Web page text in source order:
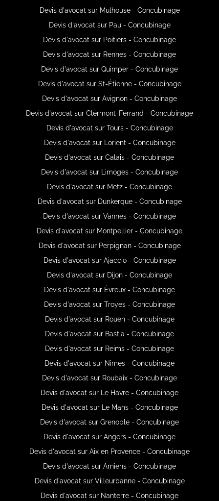
Devis d'avocat sur Mulhouse - Concubinage
Devis d'avocat sur Pau - Concubinage
Devis d'avocat sur Poitiers - Concubinage
Devis d'avocat sur Rennes - Concubinage
Devis d'avocat sur Quimper - Concubinage
Devis d'avocat sur St-Étienne - Concubinage
Devis d'avocat sur Avignon - Concubinage
Devis d'avocat sur Clermont-Ferrand - Concubinage
Devis d'avocat sur Tours - Concubinage
Devis d'avocat sur Lorient - Concubinage
Devis d'avocat sur Calais - Concubinage
Devis d'avocat sur Limoges - Concubinage
Devis d'avocat sur Metz - Concubinage
Devis d'avocat sur Dunkerque - Concubinage
Devis d'avocat sur Vannes - Concubinage
Devis d'avocat sur Montpellier - Concubinage
Devis d'avocat sur Perpignan - Concubinage
Devis d'avocat sur Ajaccio - Concubinage
Devis d'avocat sur Dijon - Concubinage
Devis d'avocat sur Évreux - Concubinage
Devis d'avocat sur Troyes - Concubinage
Devis d'avocat sur Rouen - Concubinage
Devis d'avocat sur Bastia - Concubinage
Devis d'avocat sur Reims - Concubinage
Devis d'avocat sur Nimes - Concubinage
Devis d'avocat sur Roubaix - Concubinage
Devis d'avocat sur Le Havre - Concubinage
Devis d'avocat sur Le Mans - Concubinage
Devis d'avocat sur Grenoble - Concubinage
Devis d'avocat sur Angers - Concubinage
Devis d'avocat sur Aix en Provence - Concubinage
Devis d'avocat sur Amiens - Concubinage
Devis d'avocat sur Villeurbanne - Concubinage
Devis d'avocat sur Nanterre - Concubinage